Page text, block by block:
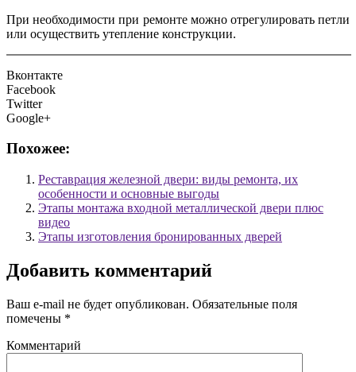
При необходимости при ремонте можно отрегулировать петли
или осуществить утепление конструкции.
Вконтакте
Facebook
Twitter
Google+
Похожее:
Реставрация железной двери: виды ремонта, их
особенности и основные выгоды
Этапы монтажа входной металлической двери плюс
видео
Этапы изготовления бронированных дверей
Добавить комментарий
Ваш e-mail не будет опубликован. Обязательные поля
помечены *
Комментарий